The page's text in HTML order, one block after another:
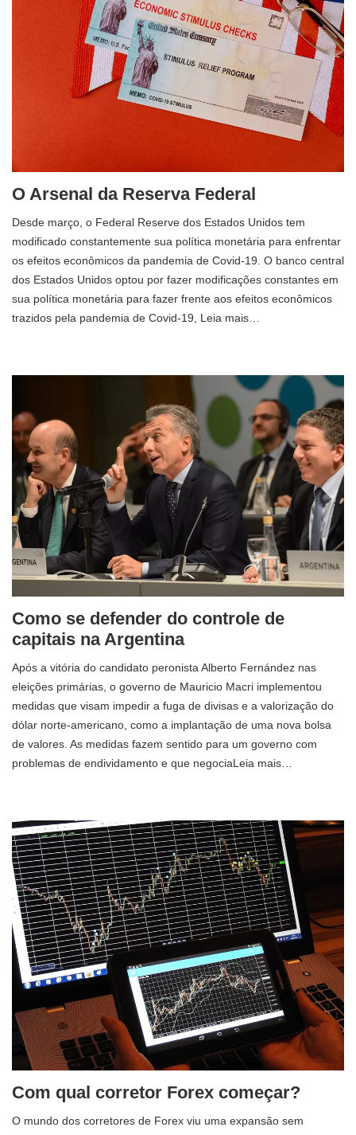
O Arsenal da Reserva Federal
Desde março, o Federal Reserve dos Estados Unidos tem
modificado constantemente sua política monetária para enfrentar
os efeitos econômicos da pandemia de Covid-19. O banco central
dos Estados Unidos optou por fazer modificações constantes em
sua política monetária para fazer frente aos efeitos econômicos
trazidos pela pandemia de Covid-19, Leia mais…
Como se defender do controle de
capitais na Argentina
Após a vitória do candidato peronista Alberto Fernández nas
eleições primárias, o governo de Mauricio Macri implementou
medidas que visam impedir a fuga de divisas e a valorização do
dólar norte-americano, como a implantação de uma nova bolsa
de valores. As medidas fazem sentido para um governo com
problemas de endividamento e que negociaLeia mais…
Com qual corretor Forex começar?
O mundo dos corretores de Forex viu uma expansão sem